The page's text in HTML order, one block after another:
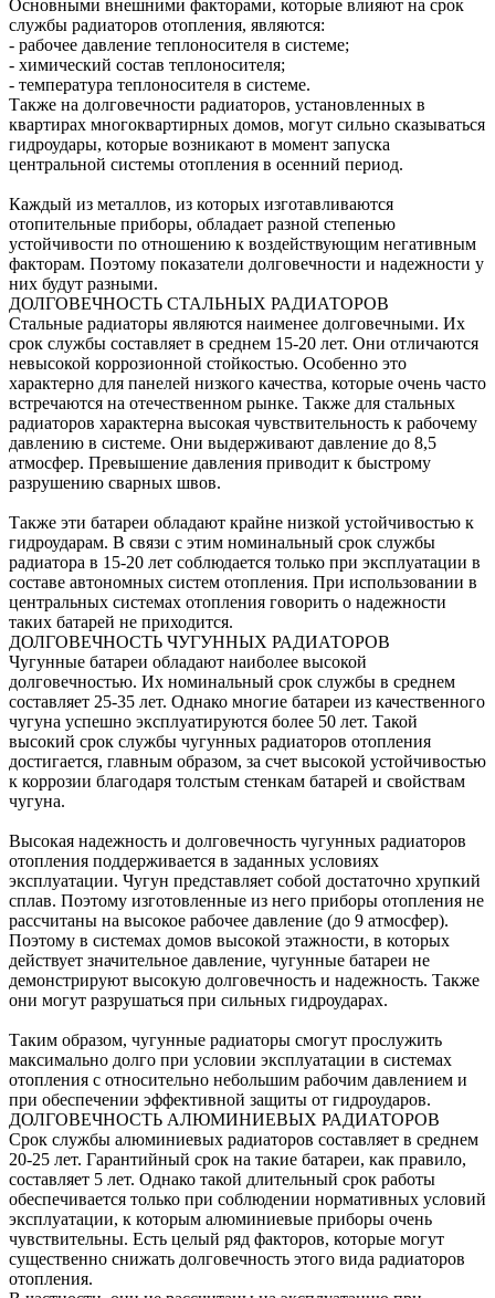
Основными внешними факторами, которые влияют на срок
службы радиаторов отопления, являются:
- рабочее давление теплоносителя в системе;
- химический состав теплоносителя;
- температура теплоносителя в системе.
Также на долговечности радиаторов, установленных в
квартирах многоквартирных домов, могут сильно сказываться
гидроудары, которые возникают в момент запуска
центральной системы отопления в осенний период.
Каждый из металлов, из которых изготавливаются
отопительные приборы, обладает разной степенью
устойчивости по отношению к воздействующим негативным
факторам. Поэтому показатели долговечности и надежности у
них будут разными.
ДОЛГОВЕЧНОСТЬ СТАЛЬНЫХ РАДИАТОРОВ
Стальные радиаторы являются наименее долговечными. Их
срок службы составляет в среднем 15-20 лет. Они отличаются
невысокой коррозионной стойкостью. Особенно это
характерно для панелей низкого качества, которые очень часто
встречаются на отечественном рынке. Также для стальных
радиаторов характерна высокая чувствительность к рабочему
давлению в системе. Они выдерживают давление до 8,5
атмосфер. Превышение давления приводит к быстрому
разрушению сварных швов.
Также эти батареи обладают крайне низкой устойчивостью к
гидроударам. В связи с этим номинальный срок службы
радиатора в 15-20 лет соблюдается только при эксплуатации в
составе автономных систем отопления. При использовании в
центральных системах отопления говорить о надежности
таких батарей не приходится.
ДОЛГОВЕЧНОСТЬ ЧУГУННЫХ РАДИАТОРОВ
Чугунные батареи обладают наиболее высокой
долговечностью. Их номинальный срок службы в среднем
составляет 25-35 лет. Однако многие батареи из качественного
чугуна успешно эксплуатируются более 50 лет. Такой
высокий срок службы чугунных радиаторов отопления
достигается, главным образом, за счет высокой устойчивостью
к коррозии благодаря толстым стенкам батарей и свойствам
чугуна.
Высокая надежность и долговечность чугунных радиаторов
отопления поддерживается в заданных условиях
эксплуатации. Чугун представляет собой достаточно хрупкий
сплав. Поэтому изготовленные из него приборы отопления не
рассчитаны на высокое рабочее давление (до 9 атмосфер).
Поэтому в системах домов высокой этажности, в которых
действует значительное давление, чугунные батареи не
демонстрируют высокую долговечность и надежность. Также
они могут разрушаться при сильных гидроударах.
Таким образом, чугунные радиаторы смогут прослужить
максимально долго при условии эксплуатации в системах
отопления с относительно небольшим рабочим давлением и
при обеспечении эффективной защиты от гидроударов.
ДОЛГОВЕЧНОСТЬ АЛЮМИНИЕВЫХ РАДИАТОРОВ
Срок службы алюминиевых радиаторов составляет в среднем
20-25 лет. Гарантийный срок на такие батареи, как правило,
составляет 5 лет. Однако такой длительный срок работы
обеспечивается только при соблюдении нормативных условий
эксплуатации, к которым алюминиевые приборы очень
чувствительны. Есть целый ряд факторов, которые могут
существенно снижать долговечность этого вида радиаторов
отопления.